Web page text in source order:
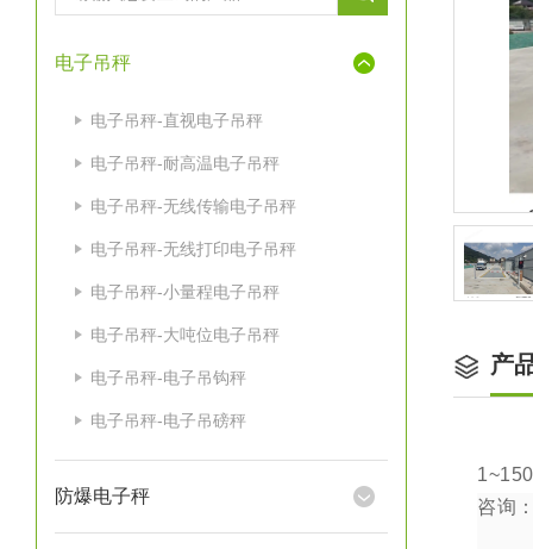
电子吊秤
电子吊秤-直视电子吊秤
电子吊秤-耐高温电子吊秤
电子吊秤-无线传输电子吊秤
电子吊秤-无线打印电子吊秤
电子吊秤-小量程电子吊秤
电子吊秤-大吨位电子吊秤
电子吊秤-电子吊钩秤
电子吊秤-电子吊磅秤
防爆电子秤
产
1~150
咨询